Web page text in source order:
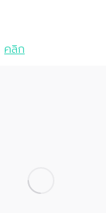
คลิก